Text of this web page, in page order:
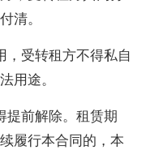
清。
受转租方不得私自
用途。
前解除。租赁期
履行本合同的，本